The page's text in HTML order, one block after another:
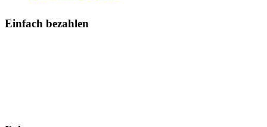
Einfach bezahlen